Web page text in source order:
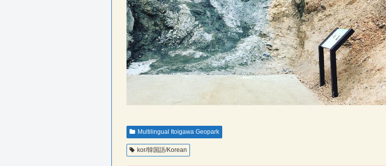
Multilingual Itoigawa Geopark
kor/韓国語/Korean